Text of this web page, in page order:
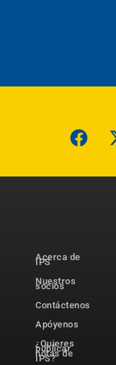
Acerca de
IPS
Nuestros
socios
Contáctenos
Apóyenos
¿Quieres
publicar
notas de
IPS?